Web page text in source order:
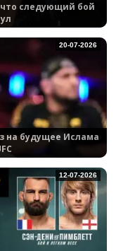
следующий бой
на будущее Ислама
20-07-2026
12-07-2026